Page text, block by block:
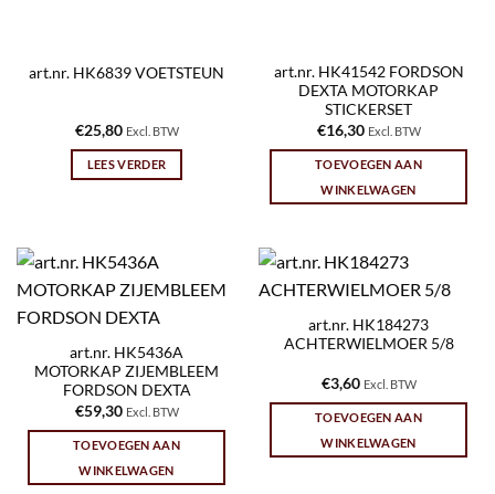
art.nr. HK6839 VOETSTEUN
€25,80 Excl. BTW
LEES VERDER
art.nr. HK41542 FORDSON
DEXTA MOTORKAP
STICKERSET
€16,30 Excl. BTW
TOEVOEGEN AAN
WINKELWAGEN
art.nr. HK5436A
MOTORKAP ZIJEMBLEEM
FORDSON DEXTA
€59,30 Excl. BTW
TOEVOEGEN AAN
WINKELWAGEN
art.nr. HK184273
ACHTERWIELMOER 5/8
€3,60 Excl. BTW
TOEVOEGEN AAN
WINKELWAGEN